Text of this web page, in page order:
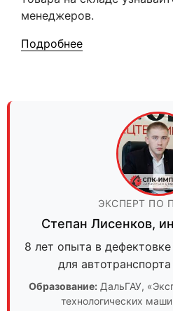
менеджеров.
Подробнее
ЭКСПЕРТ ПО
Степан Лисенков,
8 лет опыта в
для
Образование: ДальГАУ,
технологических